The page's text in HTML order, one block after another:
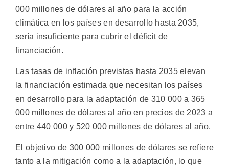
000 millones de dólares al año para la acción
climática en los países en desarrollo hasta 2035,
sería insuficiente para cubrir el déficit de
financiación.
Las tasas de inflación previstas hasta 2035 elevan
la financiación estimada que necesitan los países
en desarrollo para la adaptación de 310 000 a 365
000 millones de dólares al año en precios de 2023 a
entre 440 000 y 520 000 millones de dólares al año.
El objetivo de 300 000 millones de dólares se refiere
tanto a la mitigación como a la adaptación, lo que